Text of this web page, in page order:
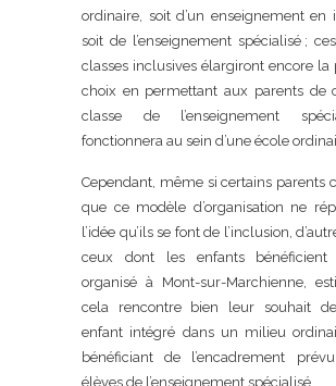
ordinaire, soit d’un enseignement en
soit de l’enseignement spécialisé ;
classes inclusives élargiront encore la
choix en permettant aux parents de
classe de l’enseignement
fonctionnera au sein d’une école
Cependant, même si certains parents
que ce modèle d’organisation ne
l’idée qu’ils se font de l’inclusion,
ceux dont les enfants
organisé à Mont-sur-Marchienne,
cela rencontre bien leur souhait
enfant intégré dans un milieu
bénéficiant de l’encadrement
élèves de l’enseignement spécialisé.